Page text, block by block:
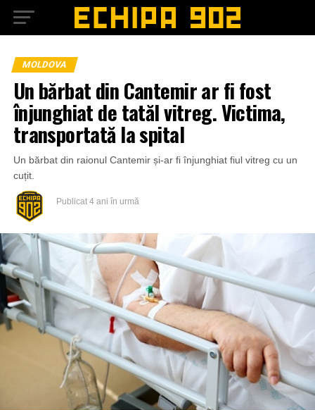
MOLDOVA
Un bărbat din Cantemir ar fi fost
înjunghiat de tatăl vitreg. Victima,
transportată la spital
Un bărbat din raionul Cantemir și-ar fi înjunghiat fiul vitreg cu un
cuțit.
Publicat 4 ani în urmă